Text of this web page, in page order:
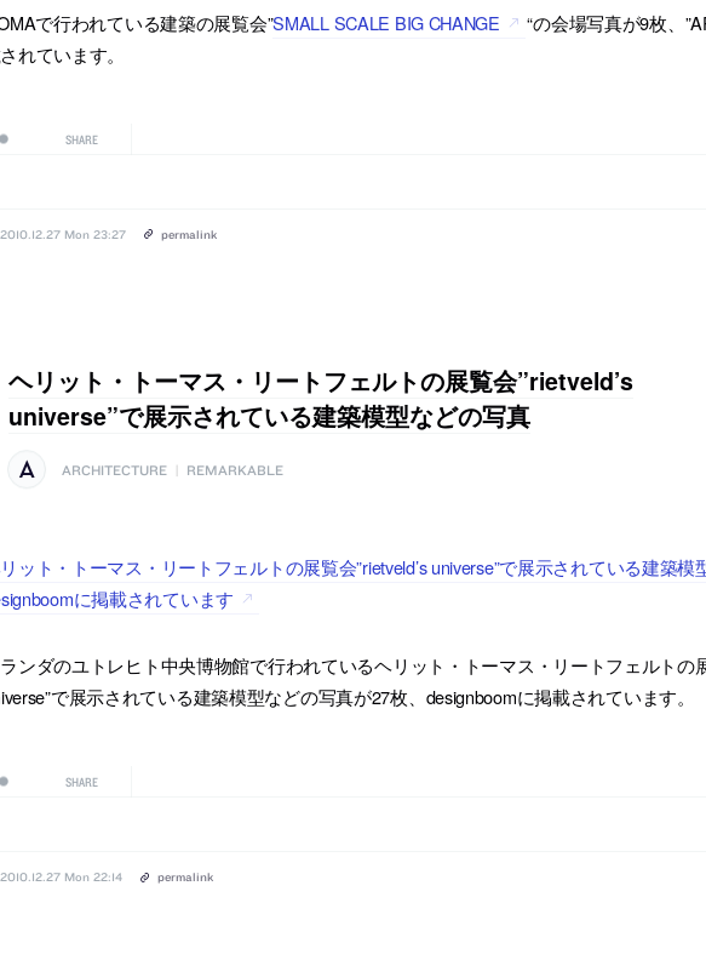
で行われている建築の展覧会”SMALL SCALE BIG CHANGE
“の会場写真が9枚、
れています。
SHARE
2010.12.27 Mon 23:27 permalink
ヘリット・トーマス・リートフェルトの展覧会”rietveld’s
universe”で展示されている建築模型などの写真
ARCHITECTURE | REMARKABLE
ット・トーマス・リートフェルトの展覧会”rietveld’s universe”で展示されている建築模
に掲載されています
ンダのユトレヒト中央博物館で行われているヘリット・トーマス・リートフェルトの展
で展示されている建築模型などの写真が27枚、designboomに掲載されています。
SHARE
2010.12.27 Mon 22:14 permalink